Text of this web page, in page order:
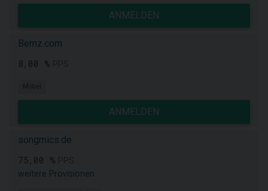
ANMELDEN
Bemz.com
8,00 %
Möbel
ANMELDEN
songmics.de
75,00 %
weitere Provisionen